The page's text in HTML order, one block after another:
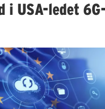
i USA-ledet